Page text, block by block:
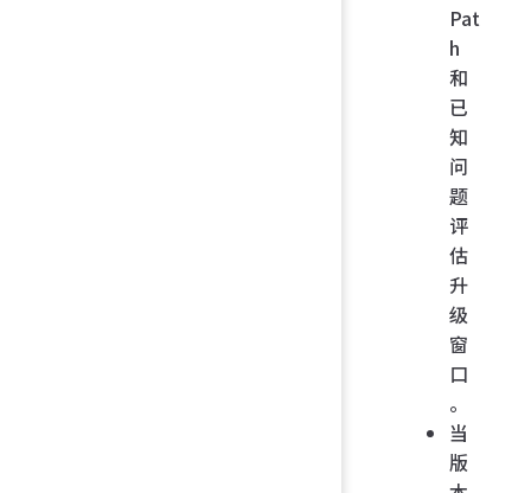
Pat
h
和
已
知
问
题
评
估
升
级
窗
口
。
当
版